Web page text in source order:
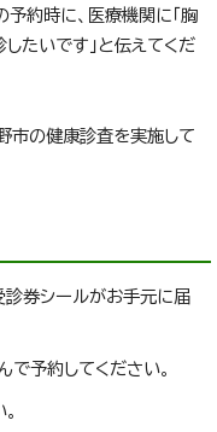
約時に、医療機関に「胸
たいです」と伝えてくだ
市の健康診査を実施して
診券シールがお手元に届
予約してください。